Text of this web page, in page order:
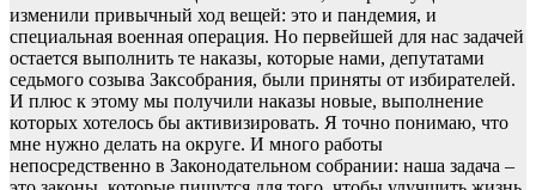
изменили привычный ход вещей: это и пандемия, и
специальная военная операция. Но первейшей для нас задачей
остается выполнить те наказы, которые нами, депутатами
седьмого созыва Заксобрания, были приняты от избирателей.
И плюс к этому мы получили наказы новые, выполнение
которых хотелось бы активизировать. Я точно понимаю, что
мне нужно делать на округе. И много работы
непосредственно в Законодательном собрании: наша задача –